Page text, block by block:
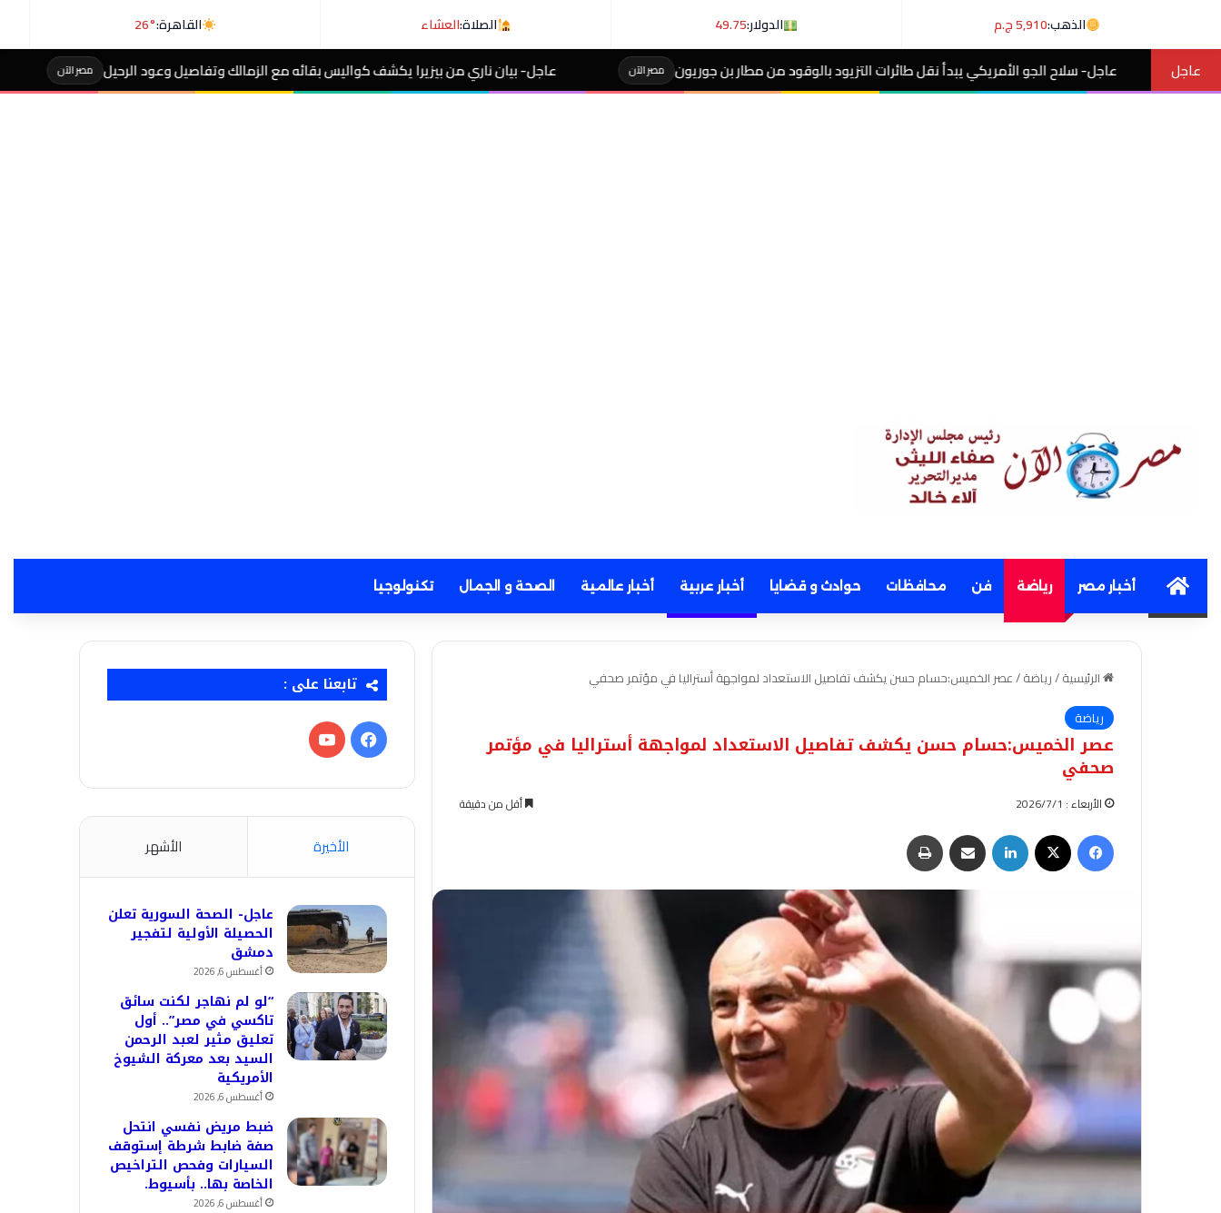
الذهب:5,910 ج.م الدولار:49.75 الصلاة:العشاء القاهرة:26°
عاجل
سلاح الجو الأمريكي يبدأ نقل طائرات التزيود بالوقود من مطار بن جوريون مصر الآن عاجل- بيان ناري من بيزيرا يكشف كواليس بقائه مع الزمالك وتفاصيل وعود الرحيل مصر الآن عاجل- انطلاق
Homeأخبار مصر رياضة فن محافظات حوادث و قضايا أخبار عربية أخبار عالمية الصحة و الجمال تكنولوجيا
الرئيسية/رياضة/عصر الخميس:حسام حسن يكشف تفاصيل الاستعداد لمواجهة أستراليا في مؤتمر صحفي
رياضة
عصر الخميس:حسام حسن يكشف تفاصيل الاستعداد لمواجهة أستراليا في مؤتمر
صحفي
الأربعاء : 2026/7/1 أقل من دقيقة
فيسبوك لينكدإن مشاركة عبر البريد
تابعنا على :
فيسبوك‫YouTube
الأخيرة الأشهر
عاجل- الصحة السورية تعلن
الحصيلة الأولية لتفجير
دمشق
أغسطس 6, 2026
“لو لم نهاجر لكنت سائق
تاكسي في مصر”.. أول
تعليق مثير لعبد الرحمن
السيد بعد معركة الشيوخ
الأمريكية
أغسطس 6, 2026
ضبط مريض نفسي انتحل
صفة ضابط شرطة إستوقف
السيارات وفحص التراخيص
الخاصة بها.. بأسيوط.
أغسطس 6, 2026